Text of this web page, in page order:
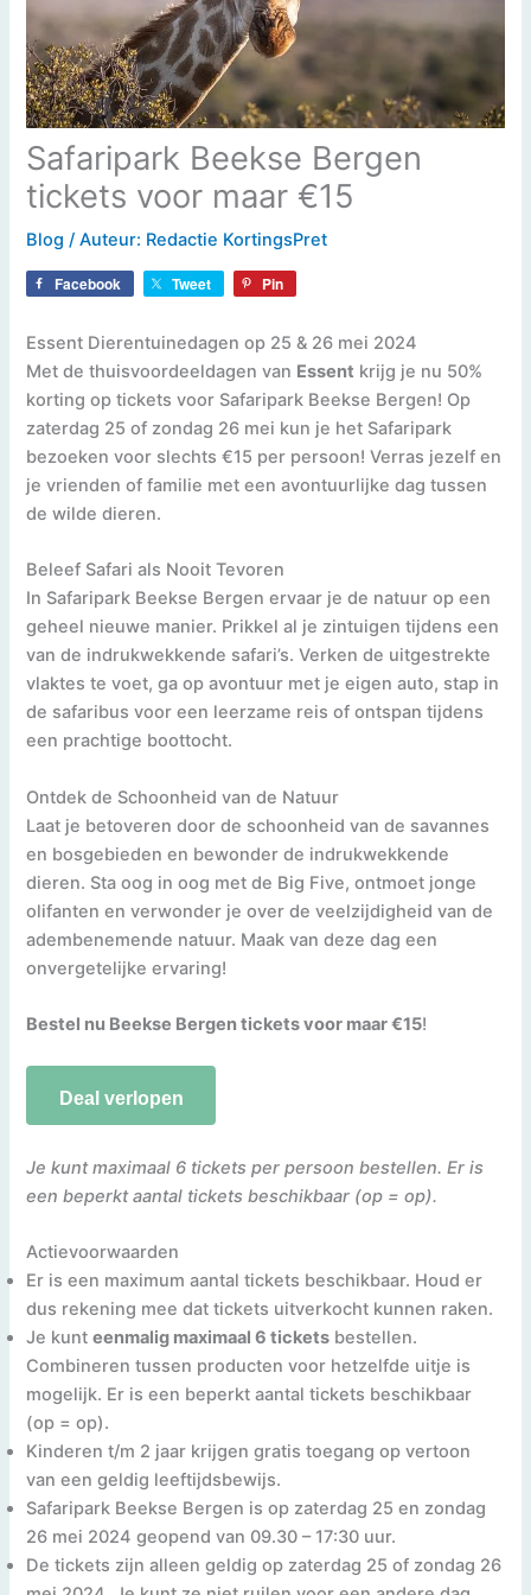
Safaripark Beekse Bergen
tickets voor maar €15
Blog / Auteur: Redactie KortingsPret
Facebook Tweet Pin
Essent Dierentuinedagen op 25 & 26 mei 2024
Met de thuisvoordeeldagen van Essent krijg je nu 50%
korting op tickets voor Safaripark Beekse Bergen! Op
zaterdag 25 of zondag 26 mei kun je het Safaripark
bezoeken voor slechts €15 per persoon! Verras jezelf en
je vrienden of familie met een avontuurlijke dag tussen
de wilde dieren.
Beleef Safari als Nooit Tevoren
In Safaripark Beekse Bergen ervaar je de natuur op een
geheel nieuwe manier. Prikkel al je zintuigen tijdens een
van de indrukwekkende safari’s. Verken de uitgestrekte
vlaktes te voet, ga op avontuur met je eigen auto, stap in
de safaribus voor een leerzame reis of ontspan tijdens
een prachtige boottocht.
Ontdek de Schoonheid van de Natuur
Laat je betoveren door de schoonheid van de savannes
en bosgebieden en bewonder de indrukwekkende
dieren. Sta oog in oog met de Big Five, ontmoet jonge
olifanten en verwonder je over de veelzijdigheid van de
adembenemende natuur. Maak van deze dag een
onvergetelijke ervaring!
Bestel nu Beekse Bergen tickets voor maar €15!
Deal verlopen
Je kunt maximaal 6 tickets per persoon bestellen. Er is
een beperkt aantal tickets beschikbaar (op = op).
Actievoorwaarden
Er is een maximum aantal tickets beschikbaar. Houd er
dus rekening mee dat tickets uitverkocht kunnen raken.
Je kunteenmalig maximaal 6 tickets bestellen.
Combineren tussen producten voor hetzelfde uitje is
mogelijk. Er is een beperkt aantal tickets beschikbaar
(op = op).
Kinderen t/m 2 jaar krijgen gratis toegang op vertoon
van een geldig leeftijdsbewijs.
Safaripark Beekse Bergen is op zaterdag 25 en zondag
26 mei 2024 geopend van 09.30 – 17:30 uur.
De tickets zijn alleen geldig op zaterdag 25 of zondag 26